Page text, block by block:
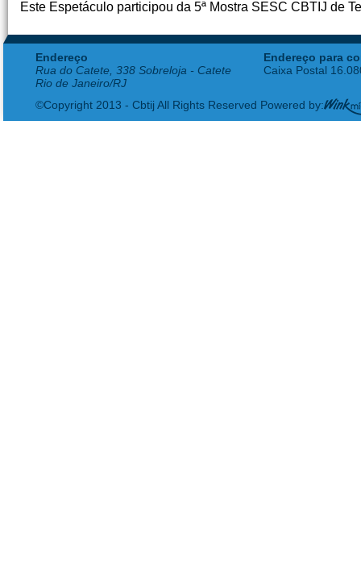
Este Espetáculo participou da 5ª Mostra SESC CBTIJ de
Endereço
Rua do Catete, 338 Sobreloja - Catete
Rio de Janeiro/RJ
Endereço para
Caixa Postal
©Copyright 2013 - Cbtij All Rights Reserved Powered by: